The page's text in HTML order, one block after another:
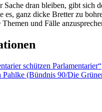
Sache dran bleiben, gibt sich
es, ganz dicke Bretter zu
Themen und Fälle
schützen Parlamentarier“
(Bündnis 90/Die